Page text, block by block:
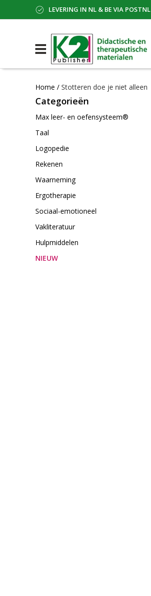
LEVERING IN NL & BE VIA POSTNL
Home / Stotteren doe je niet alleen
Categorieën
Max leer- en oefensysteem®
Taal
Logopedie
Rekenen
Waarneming
Ergotherapie
Sociaal-emotioneel
Vakliteratuur
Hulpmiddelen
NIEUW